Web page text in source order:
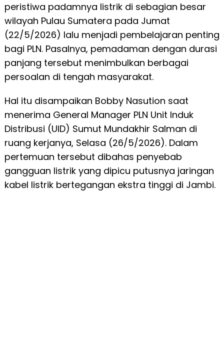
peristiwa padamnya listrik di sebagian besar
wilayah Pulau Sumatera pada Jumat
(22/5/2026) lalu menjadi pembelajaran penting
bagi PLN. Pasalnya, pemadaman dengan durasi
panjang tersebut menimbulkan berbagai
persoalan di tengah masyarakat.
Hal itu disampaikan Bobby Nasution saat
menerima General Manager PLN Unit Induk
Distribusi (UID) Sumut Mundakhir Salman di
ruang kerjanya, Selasa (26/5/2026). Dalam
pertemuan tersebut dibahas penyebab
gangguan listrik yang dipicu putusnya jaringan
kabel listrik bertegangan ekstra tinggi di Jambi.